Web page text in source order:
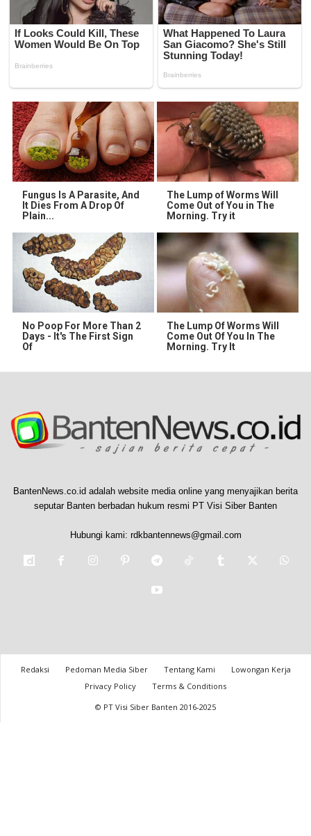
Fungus Is A Parasite, And
It Dies From A Drop Of
Plain...
The Lump of Worms Will
Come Out of You in The
Morning. Try it
No Poop For More Than 2
Days - It's The First Sign
Of
The Lump Of Worms Will
Come Out Of You In The
Morning. Try It
BantenNews.co.id adalah website media online yang menyajikan berita
seputar Banten berbadan hukum resmi PT Visi Siber Banten
Hubungi kami: rdkbantennews@gmail.com
Redaksi Pedoman Media Siber Tentang Kami
Lowongan Kerja
Privacy Policy
Terms & Conditions
© PT Visi Siber Banten 2016-2025